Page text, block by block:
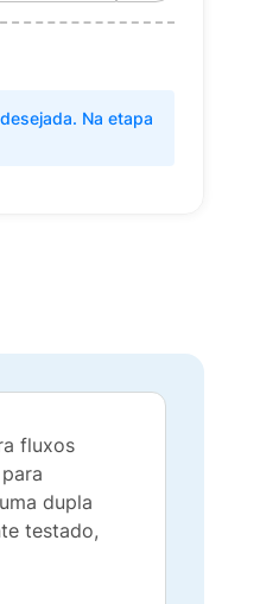
Na etapa
fluxos
dupla
testado,